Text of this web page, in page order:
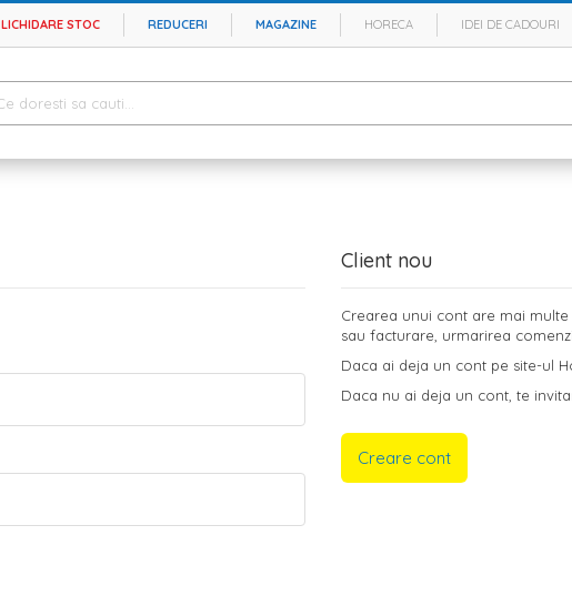
LICHIDARE STOC REDUCERI MAGAZINE HORECA IDEI DE CADOURI
Client nou
Crearea unui cont are mai
sau facturare, urmarirea
Daca ai deja un cont pe site-ul
Daca nu ai deja un cont, te
Creare cont